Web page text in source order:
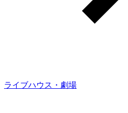
ライブハウス・劇場